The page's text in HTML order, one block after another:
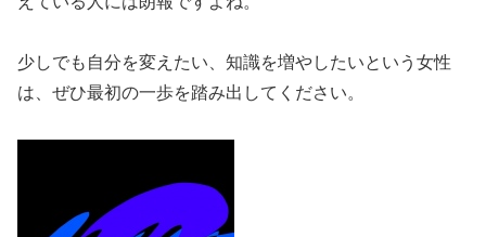
少しでも自分を変えたい、知識を増やしたいという女性
は、ぜひ最初の一歩を踏み出してください。